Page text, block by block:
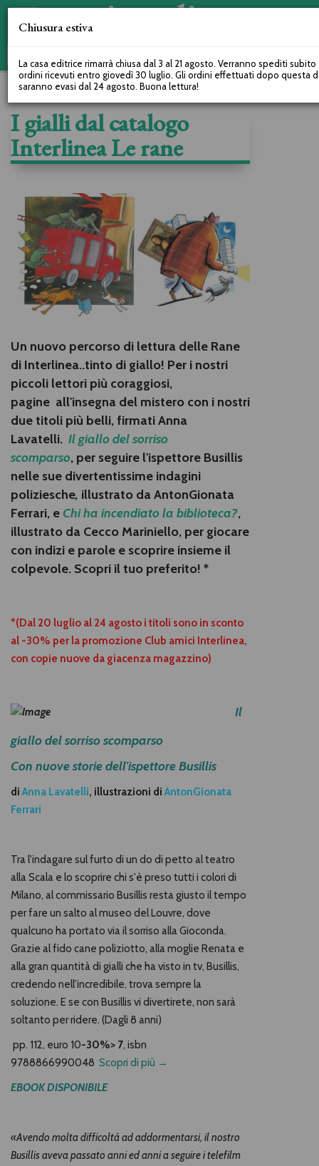
I gialli dal catalogo
Interlinea Le rane
Un nuovo percorso di lettura delle Rane
di Interlinea..tinto di giallo! Per i nostri
piccoli lettori più coraggiosi,
pagine all'insegna del mistero con i nostri
due titoli più belli, firmati Anna
Lavatelli. Il giallo del sorriso
scomparso, per seguire l'ispettore Busillis
nelle sue divertentissime indagini
poliziesche, illustrato daAntonGionata
Ferrari, eChi ha incendiato la biblioteca?,
illustrato da Cecco Mariniello, per giocare
con indizi e parole e scoprire insieme il
colpevole. Scopri il tuo preferito! *
*(Dal 20 luglio al 24 agosto i titoli sono in sconto
al -30% per la promozione Club amici Interlinea,
con copie nuove da giacenza magazzino)
Il
giallo del sorriso scomparso
Con nuove storie dell'ispettore Busillis
d i Anna Lavatelli, illustrazioni diAntonGionata
Ferrari
Tra l'indagare sul furto di un do di petto al teatro
alla Scala e lo scoprire chi s'è preso tutti i colori di
Milano, al commissario Busillis resta giusto il tempo
per fare un salto al museo del Louvre, dove
qualcuno ha portato via il sorriso alla Gioconda.
Grazie al fido cane poliziotto, alla moglie Renata e
alla gran quantità di gialli che ha visto in tv, Busillis,
credendo nell'incredibile, trova sempre la
soluzione. E se con Busillis vi divertirete, non sarà
soltanto per ridere. (Dagli 8 anni)
pp. 112, euro 10-30%> 7, isbn
9788866990048 Scopri di più →
EBOOK DISPONIBILE
«Avendo molta difficoltà ad addormentarsi, il nostro
Busillis aveva passato anni ed anni a seguire i telefilm
Chiusura estiva
La casa editrice rimarrà chiusa dal 3 al 21 agosto. Verranno spediti subito
ordini ricevuti entro giovedì 30 luglio. Gli ordini effettuati dopo questa
saranno evasi dal 24 agosto. Buona lettura!